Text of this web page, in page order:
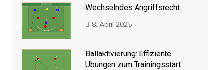
Wechselndes Angriffsrecht
8. April 2025
Ballaktivierung: Effiziente
Übungen zum Trainingsstart